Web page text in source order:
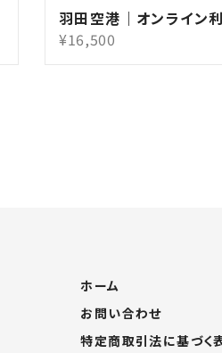
羽田空港｜オンライン
¥16,500
ホーム
お問い合わせ
特定商取引法に基づく